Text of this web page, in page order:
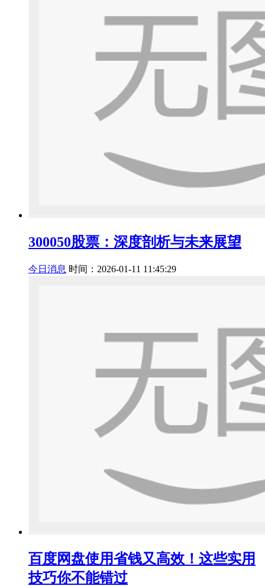
300050股票：深度剖析与未来展望
今日消息 时间：2026-01-11 11:45:29
百度网盘使用省钱又高效！这些实用
技巧你不能错过